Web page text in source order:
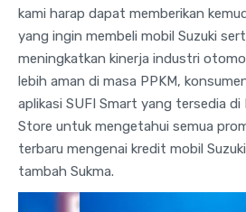
kami harap dapat memberikan
yang ingin membeli mobil Suzuki
meningkatkan kinerja industri
lebih aman di masa PPKM,
aplikasi SUFI Smart yang tersedia
Store untuk mengetahui semua
terbaru mengenai kredit mobil
tambah Sukma.